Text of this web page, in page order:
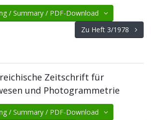
/ Summary / PDF-Download
Zu Heft 3/1978
Zeitschrift für
und Photogrammetrie
/ Summary / PDF-Download